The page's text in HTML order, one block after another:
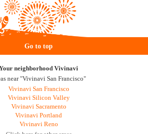
Go to top
neighborhood Vivinavi
near "Vivinavi San Francisco"
Vivinavi San Francisco
Vivinavi Silicon Valley
Vivinavi Sacramento
Vivinavi Portland
Vivinavi Reno